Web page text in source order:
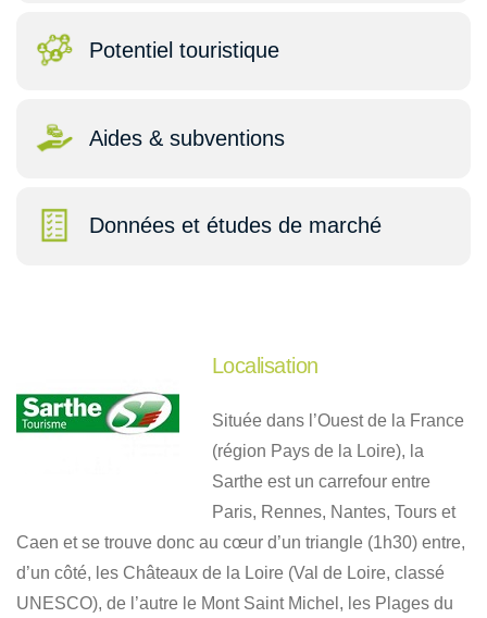
Potentiel touristique
Aides & subventions
Données et études de marché
Localisation
Située dans l’Ouest de la France
(région Pays de la Loire), la
Sarthe est un carrefour entre
Paris, Rennes, Nantes, Tours et
Caen et se trouve donc au cœur d’un triangle (1h30) entre,
d’un côté, les Châteaux de la Loire (Val de Loire, classé
UNESCO), de l’autre le Mont Saint Michel, les Plages du